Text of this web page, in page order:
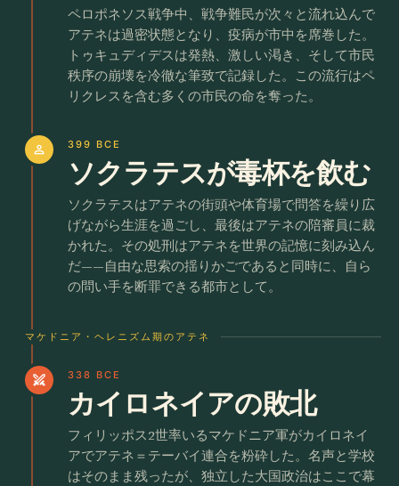
ペロポネソス戦争中、戦争難民が次々と流れ込んで
アテネは過密状態となり、疫病が市中を席巻した。
トゥキュディデスは発熱、激しい渇き、そして市民
秩序の崩壊を冷徹な筆致で記録した。この流行はペ
リクレスを含む多くの市民の命を奪った。
person 399 BCE
ソクラテスが毒杯を飲む
ソクラテスはアテネの街頭や体育場で問答を繰り広
げながら生涯を過ごし、最後はアテネの陪審員に裁
かれた。その処刑はアテネを世界の記憶に刻み込ん
だ——自由な思索の揺りかごであると同時に、自ら
の問い手を断罪できる都市として。
マケドニア・ヘレニズム期のアテネ
swords 338 BCE
カイロネイアの敗北
フィリッポス2世率いるマケドニア軍がカイロネイ
アでアテネ＝テーバイ連合を粉砕した。名声と学校
はそのまま残ったが、独立した大国政治はここで幕